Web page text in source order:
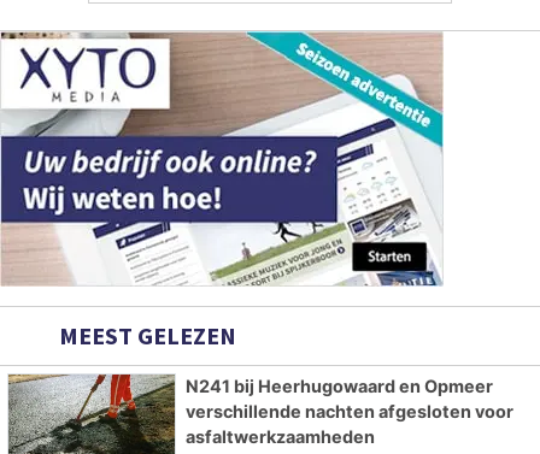
MEEST GELEZEN
N241 bij Heerhugowaard en Opmeer
verschillende nachten afgesloten voor
asfaltwerkzaamheden